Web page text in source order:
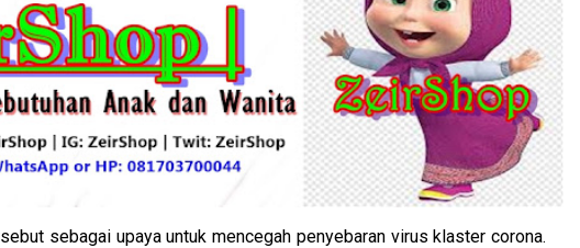
sebagai upaya untuk mencegah penyebaran virus klaster corona.